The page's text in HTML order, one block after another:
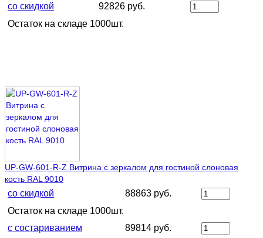
со скидкой
92826 руб.
Остаток на складе 1000шт.
UP-GW-601-R-Z Витрина с зеркалом для гостиной слоновая
кость RAL 9010
со скидкой
88863 руб.
Остаток на складе 1000шт.
с состариванием
89814 руб.